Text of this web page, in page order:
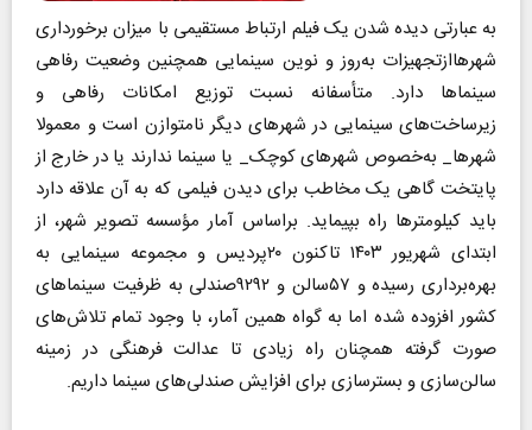
به عبارتی دیده شدن یک فیلم ارتباط مستقیمی با میزان برخورداری
شهرهاازتجهیزات به‌روز و نوین سینمایی همچنین وضعیت رفاهی
سینماها دارد. متأسفانه نسبت توزیع امکانات رفاهی و
زیرساخت‌های سینمایی در شهرهای دیگر نامتوازن است و معمولا
شهرها_ به‌خصوص شهرهای کوچک_ یا سینما ندارند یا در خارج از
پایتخت گاهی یک مخاطب برای دیدن فیلمی که به آن علاقه دارد
باید کیلومترها راه بپیماید. براساس آمار مؤسسه تصویر شهر، از
ابتدای شهریور ۱۴۰۳ تاکنون ۲۰پردیس و مجموعه سینمایی به
بهره‌برداری رسیده و ۵۷سالن و ۹۲۹۲صندلی به ظرفیت سینماهای
کشور افزوده شده اما به گواه همین آمار، با وجود تمام تلاش‌های
صورت گرفته همچنان راه زیادی تا عدالت فرهنگی در زمینه
سالن‌سازی و بسترسازی برای افزایش صندلی‌های سینما داریم.